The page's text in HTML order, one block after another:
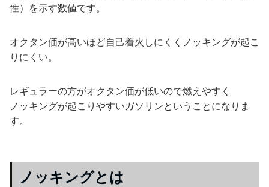
性）を示す数値です。
オクタン価が高いほど自己着火しにくくノッキングが起こ
りにくい。
レギュラーの方がオクタン価が低いので燃えやすく
ノッキングが起こりやすいガソリンということになりま
す。
ノッキングとは